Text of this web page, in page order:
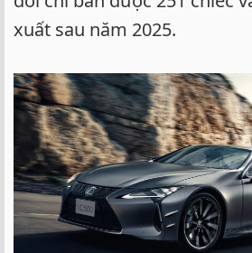
xuất sau năm 2025.